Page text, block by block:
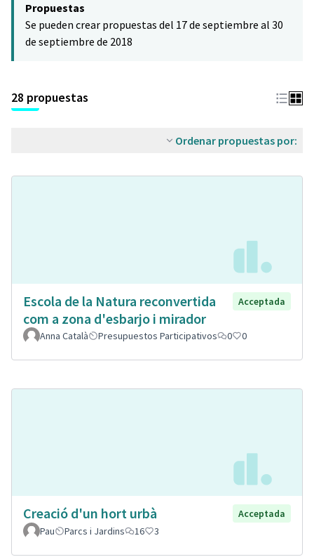
−
Propuestas
Se pueden crear propuestas del 17 de septiembre al 30
de septiembre de 2018
28 propuestas
Ordenar propuestas por:
Escola de la Natura reconvertida
com a zona d'esbarjo i mirador
Acceptada
Anna Català Presupuestos Participativos 0 0
Creació d'un hort urbà
Acceptada
Pau
Parcs i Jardins 16 3